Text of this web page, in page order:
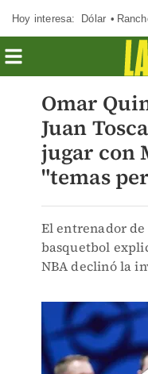
Hoy interesa: Dólar
Omar
Juan
jugar con
"temas
El entrenador
basquetbol
NBA declinó la